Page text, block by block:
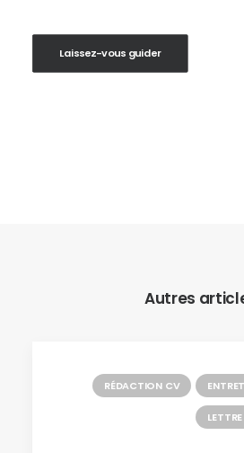
Laissez-vous guider
Autres
RÉDACTION CV